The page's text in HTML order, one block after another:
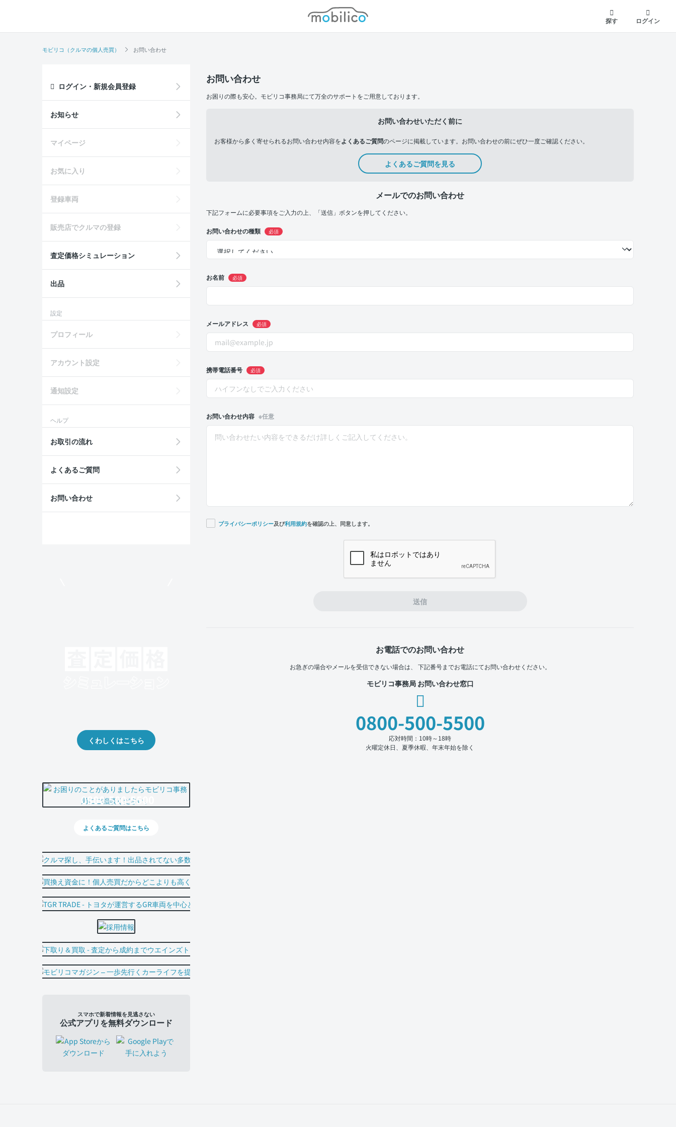
モビリコ
探す
ログイン
モビリコ（クルマの個人売買） お問い合わせ
お問い合わせ
お困りの際も安心。モビリコ事務局にて万全のサポートをご用意しております。
お問い合わせいただく前に
お客様から多く寄せられるお問い合わせ内容をよくあるご質問のページに掲載しています。お問い合わせの前にぜひ一度ご確認ください。
よくあるご質問を見る
メールでのお問い合わせ
下記フォームに必要事項をご入力の上、「送信」ボタンを押してください。
お問い合わせの種類 必須
お名前 必須
メールアドレス 必須
携帯電話番号 必須
お問い合わせ内容 ※任意
プライバシーポリシー及び利用規約を確認の上、同意します。
送信
お電話でのお問い合わせ
お急ぎの場合やメールを受信できない場合は、 下記番号までお電話にてお問い合わせください。
モビリコ事務局 お問い合わせ窓口
0800-500-5500
応対時間：10時～18時
火曜定休日、夏季休暇、年末年始を除く
ログイン・新規会員登録
お知らせ
マイページ
お気に入り
登録車両
販売店でクルマの登録
査定価格シミュレーション
出品
設定
プロフィール
アカウント設定
通知設定
ヘルプ
お取引の流れ
よくあるご質問
お問い合わせ
くわしくはこちら
0800-500-5500
よくあるご質問はこちら
スマホで新着情報を見逃さない
公式アプリを無料ダウンロード